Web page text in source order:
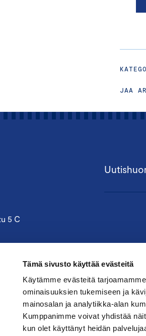
Tämä sivusto käyttää evästeitä
Käytämme evästeitä
ominaisuuksien tukemiseen ja
mainosalan ja analytiikka-alan
Kumppanimme voivat yhdistää
kun olet käyttänyt heidän
JAA
5 C